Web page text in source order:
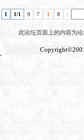
1 1/1 9 7 1 8 :
此论坛页面上的内容为